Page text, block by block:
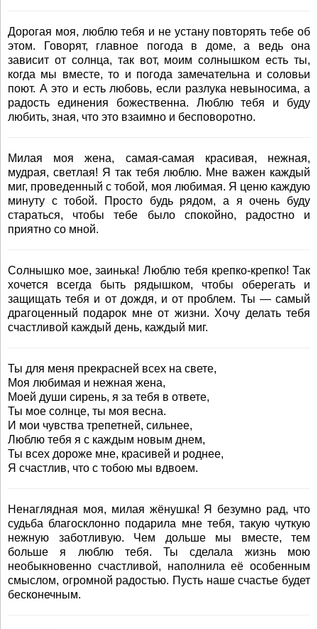
Дорогая моя, люблю тебя и не устану повторять тебе об
этом. Говорят, главное погода в доме, а ведь она
зависит от солнца, так вот, моим солнышком есть ты,
когда мы вместе, то и погода замечательна и соловьи
поют. А это и есть любовь, если разлука невыносима, а
радость единения божественна. Люблю тебя и буду
любить, зная, что это взаимно и бесповоротно.
Милая моя жена, самая-самая красивая, нежная,
мудрая, светлая! Я так тебя люблю. Мне важен каждый
миг, проведенный с тобой, моя любимая. Я ценю каждую
минуту с тобой. Просто будь рядом, а я очень буду
стараться, чтобы тебе было спокойно, радостно и
приятно со мной.
Солнышко мое, заинька! Люблю тебя крепко-крепко! Так
хочется всегда быть рядышком, чтобы оберегать и
защищать тебя и от дождя, и от проблем. Ты — самый
драгоценный подарок мне от жизни. Хочу делать тебя
счастливой каждый день, каждый миг.
Ты для меня прекрасней всех на свете,
Моя любимая и нежная жена,
Моей души сирень, я за тебя в ответе,
Ты мое солнце, ты моя весна.
И мои чувства трепетней, сильнее,
Люблю тебя я с каждым новым днем,
Ты всех дороже мне, красивей и роднее,
Я счастлив, что с тобою мы вдвоем.
Ненаглядная моя, милая жёнушка! Я безумно рад, что
судьба благосклонно подарила мне тебя, такую чуткую
нежную заботливую. Чем дольше мы вместе, тем
больше я люблю тебя. Ты сделала жизнь мою
необыкновенно счастливой, наполнила её особенным
смыслом, огромной радостью. Пусть наше счастье будет
бесконечным.